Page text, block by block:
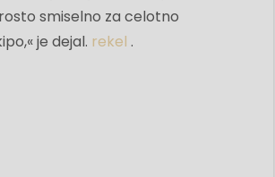
smiselno za celotno
je dejal. rekel .